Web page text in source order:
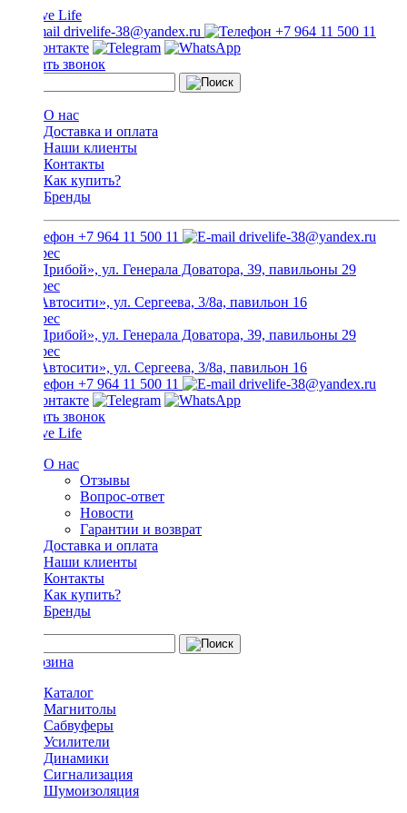
drivelife-38@yandex.ru +7 964 11 500 11
Заказать звонок
О нас
Доставка и оплата
Наши клиенты
Контакты
Как купить?
Бренды
+7 964 11 500 11 drivelife-38@yandex.ru
ТЦ «Прибой», ул. Генерала Доватора, 39, павильоны 29
ТЦ «Автосити», ул. Сергеева, 3/8а, павильон 16
ТЦ «Прибой», ул. Генерала Доватора, 39, павильоны 29
ТЦ «Автосити», ул. Сергеева, 3/8а, павильон 16
+7 964 11 500 11
drivelife-38@yandex.ru
Заказать звонок
О нас
Отзывы
Вопрос-ответ
Новости
Гарантии и возврат
Доставка и оплата
Наши клиенты
Контакты
Как купить?
Бренды
Каталог
Магнитолы
Сабвуферы
Усилители
Динамики
Сигнализация
Шумоизоляция